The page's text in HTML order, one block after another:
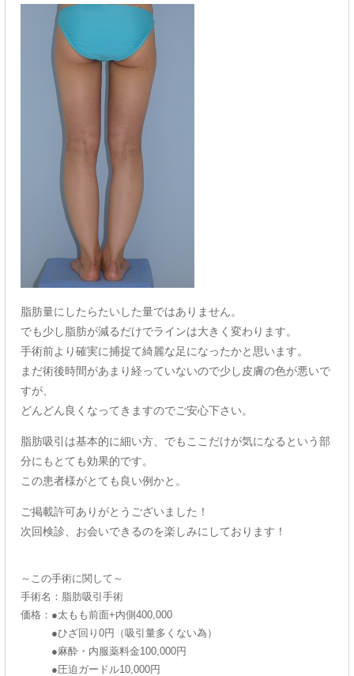
脂肪量にしたらたいした量ではありません。
でも少し脂肪が減るだけでラインは大きく変わります。
手術前より確実に捕捉て綺麗な足になったかと思います。
まだ術後時間があまり経っていないので少し皮膚の色が悪いで
すが、
どんどん良くなってきますのでご安心下さい。
脂肪吸引は基本的に細い方、でもここだけが気になるという部
分にもとても効果的です。
この患者様がとても良い例かと。
ご掲載許可ありがとうございました！
次回検診、お会いできるのを楽しみにしております！
～この手術に関して～
手術名：脂肪吸引手術
価格：●太もも前面+内側400,000
●ひざ回り0円（吸引量多くない為）
●麻酔・内服薬料金100,000円
●圧迫ガードル10,000円